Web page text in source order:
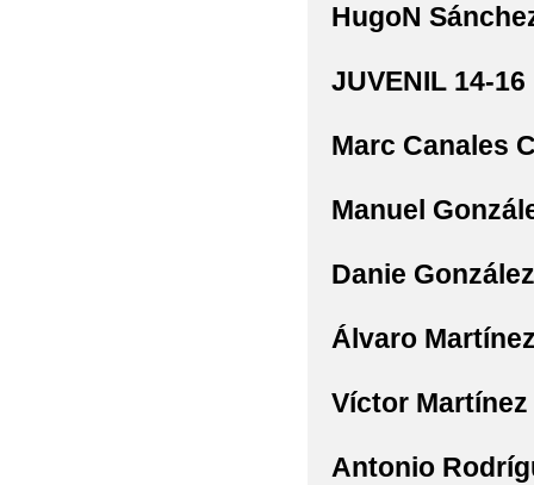
HugoN
JUVENIL 14-16
Marc Canales
Manuel
Danie
Álvaro
Víctor
Antonio